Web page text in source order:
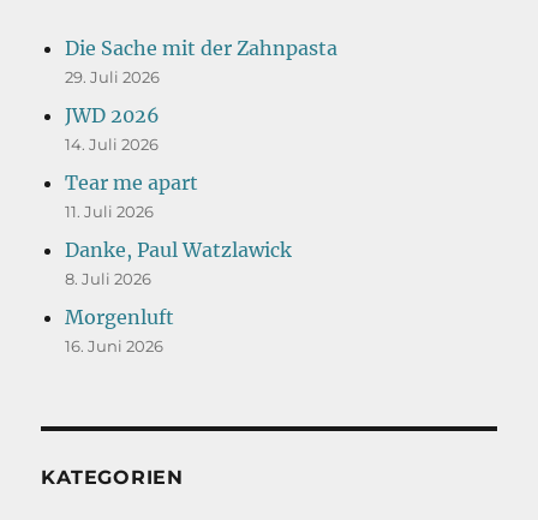
Die Sache mit der Zahnpasta
29. Juli 2026
JWD 2026
14. Juli 2026
Tear me apart
11. Juli 2026
Danke, Paul Watzlawick
8. Juli 2026
Morgenluft
16. Juni 2026
KATEGORIEN